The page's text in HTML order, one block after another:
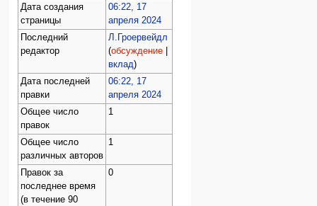
Дата создания
страницы
06:22, 17
апреля 2024
Последний
редактор
Л.Гроервейдл
(обсуждение|
вклад)
Дата последней
правки
06:22, 17
апреля 2024
Общее число
правок
1
Общее число
различных авторов
1
Правок за
последнее время
(в течение 90
0